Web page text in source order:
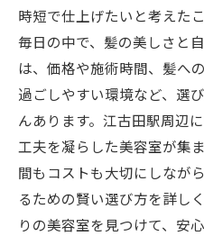
時短で仕上げたいと考えた
毎日の中で、髪の美しさと
は、価格や施術時間、髪へ
過ごしやすい環境など、選
んあります。江古田駅周辺
工夫を凝らした美容室が集
間もコストも大切にしなが
るための賢い選び方を詳し
りの美容室を見つけて、安